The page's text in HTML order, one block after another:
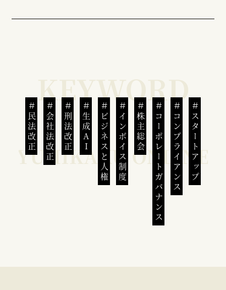
民法改正 会社法改正 刑法改正 生成AI ビジネスと人権インボイス制度 株主総会 コーポレートガバナンスコンプライアンススタートアップ